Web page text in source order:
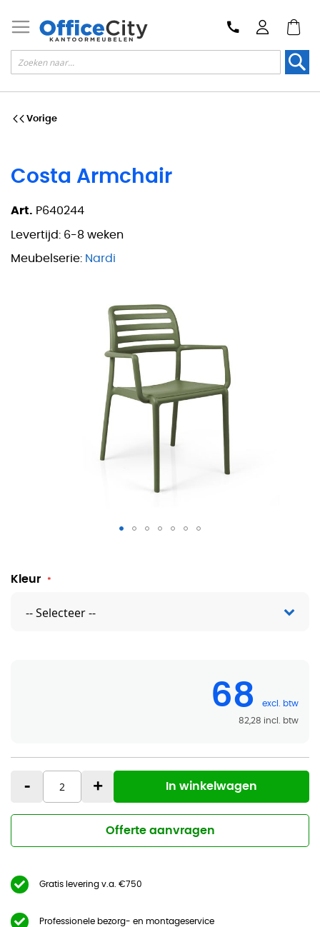
Costa Armchair
Art. P640244
Levertijd: 6-8 weken
Meubelserie: Nardi
Costa Armchair
Kleur
68
82,28
- + In winkelwagen
Offerte aanvragen
Gratis levering v.a. €750
Professionele bezorg- en montageservice
Vorige